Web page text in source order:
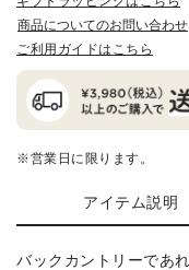
商品についてのお問い合わせ
ご利用ガイドはこちら
※営業日に限ります。
アイテム説明
バックカントリーであ